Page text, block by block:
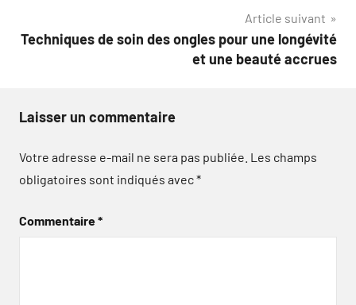
Article suivant
Techniques de soin des ongles pour une longévité
et une beauté accrues
Laisser un commentaire
Votre adresse e-mail ne sera pas publiée. Les champs
obligatoires sont indiqués avec*
Commentaire*